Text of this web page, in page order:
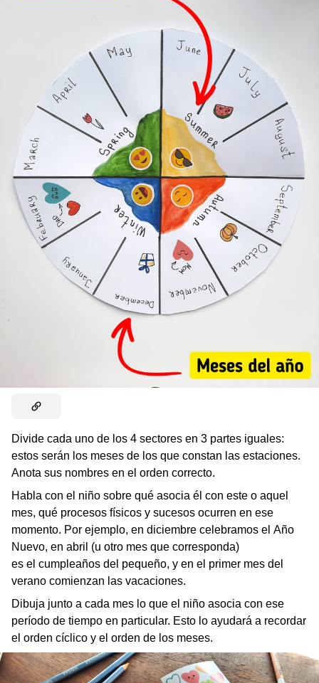
Divide cada uno de los 4 sectores en 3 partes iguales:
estos serán los meses de los que constan las estaciones.
Anota sus nombres en el orden correcto.
Habla con el niño sobre qué asocia él con este o aquel
mes, qué procesos físicos y sucesos ocurren en ese
momento. Por ejemplo, en diciembre celebramos el Año
Nuevo, en abril (u otro mes que corresponda)
es el cumpleaños del pequeño, y en el primer mes del
verano comienzan las vacaciones.
Dibuja junto a cada mes lo que el niño asocia con ese
período de tiempo en particular. Esto lo ayudará a recordar
el orden cíclico y el orden de los meses.